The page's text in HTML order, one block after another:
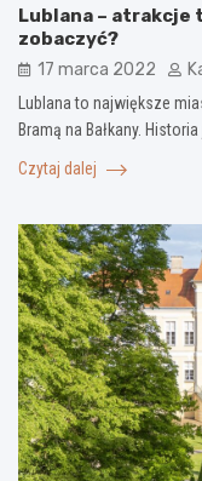
Lublana –
zobaczyć?
17 marca 2022
Lublana to największe
Bramą na Bałkany.
Czytaj dalej